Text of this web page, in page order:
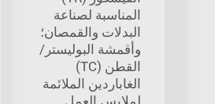
المناسبة لصناعة
البدلات والقمصان؛
وأقمشة البوليستر/
القطن (TC)
الغاباردين الملائمة
لملابس العمل